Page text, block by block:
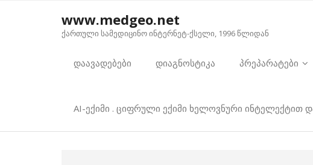
www.medgeo.net
ქართული სამედიცინო ინტერნეტ-ქსელი, 1996 წლიდან
დაავადებები დიაგნოსტიკა პრეპარატები
AI-ექიმი . ციფრული ექიმი ხელოვნური ინტელექტით